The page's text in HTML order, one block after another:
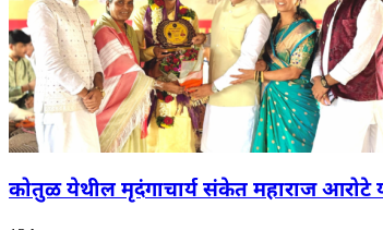
कोतुळ येथील मृदंगाचार्य संकेत महाराज आरोटे